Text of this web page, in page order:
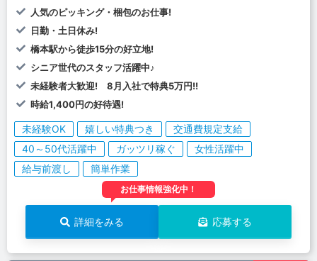
人気のピッキング・梱包のお仕事!
日勤・土日休み!
橋本駅から徒歩15分の好立地!
シニア世代のスタッフ活躍中♪
未経験者大歓迎! 8月入社で特典5万円!!
時給1,400円の好待遇!
未経験OK 嬉しい特典つき
交通費規定支給
40～50代活躍中
ガッツリ稼ぐ
女性活躍中
給与前渡し
簡単作業
お仕事情報強化中！
詳細をみる 応募する